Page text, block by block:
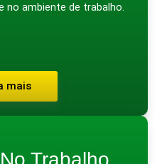
no ambiente de trabalho.
mais
Trabalho